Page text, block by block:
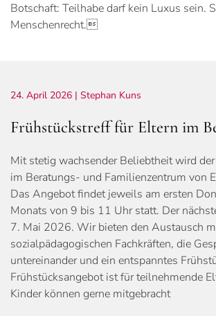
Botschaft: Teilhabe darf kein Luxus sein.
Menschenrecht.
24. April 2026 | Stephan Kuns
Frühstückstreff für Eltern im
Mit stetig wachsender Beliebtheit wird
im Beratungs- und Familienzentrum von
Das Angebot findet jeweils am ersten
Monats von 9 bis 11 Uhr statt. Der
7. Mai 2026. Wir bieten den Austausch
sozialpädagogischen Fachkräften, die
untereinander und ein entspanntes
Frühstücksangebot ist für teilnehmende
Kinder können gerne mitgebracht